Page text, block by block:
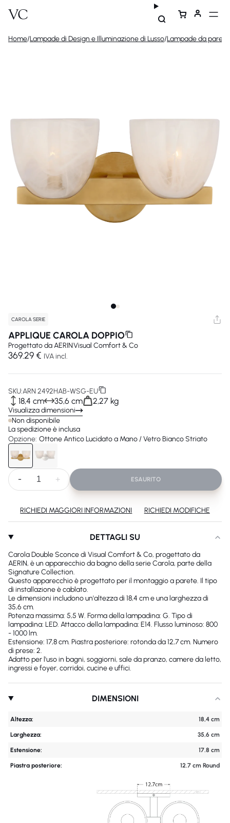
Home/Lampade di Design e Illuminazione di Lusso/Lampade da
DETTAGLI SU
Carola Double Sconce di Visual Comfort & Co, progettato da
AERIN, è un apparecchio da bagno della serie Carola, parte della
Signature Collection.
Questo apparecchio è progettato per il montaggio a parete. Il tipo
di installazione è cablato.
Le dimensioni includono un'altezza di 18,4 cm e una larghezza di
35,6 cm.
Potenza massima: 5,5 W. Forma della lampadina: G. Tipo di
lampadina: LED. Attacco della lampadina: E14. Flusso luminoso: 800
- 1000 lm.
Estensione: 17,8 cm. Piastra posteriore: rotonda da 12,7 cm. Numero
di prese: 2.
Adatto per l'uso in bagni, soggiorni, sale da pranzo, camere da letto,
ingressi e foyer, corridoi, cucine e uffici.
DIMENSIONI
Altezza: 18,4 cm
Larghezza: 35,6 cm
Estensione: 17.8 cm
Piastra posteriore: 12.7 cm Round
CAROLA SERIE
APPLIQUE CAROLA DOPPIO
Progettato daAERINVisual Comfort & Co
369.29 € IVA incl.
SKU:ARN 2492HAB-WSG-EU
18,4 cm 35,6 cm 2,27 kg
Visualizza dimensioni
Non disponibile
La spedizione è inclusa
Opzione: Ottone Antico Lucidato a Mano / Vetro Bianco Striato
- + ESAURITO
RICHIEDI MAGGIORI INFORMAZIONI RICHIEDI MODIFICHE